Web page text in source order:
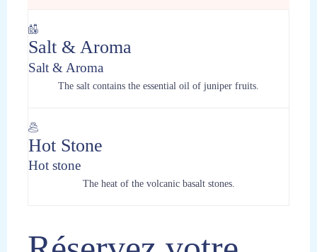
Salt & Aroma
Salt & Aroma
The salt contains the essential oil of juniper fruits.
Hot Stone
Hot stone
The heat of the volcanic basalt stones.